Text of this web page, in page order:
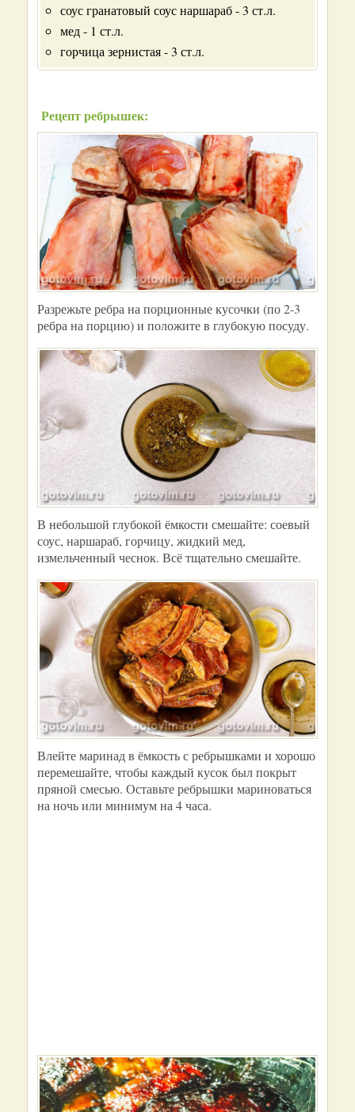
соус гранатовый соус наршараб - 3 ст.л.
мед - 1 ст.л.
горчица зернистая - 3 ст.л.
Рецепт ребрышек:
Разрежьте ребра на порционные кусочки (по 2-3
ребра на порцию) и положите в глубокую посуду.
В небольшой глубокой ёмкости смешайте: соевый
соус, наршараб, горчицу, жидкий мед,
измельченный чеснок. Всё тщательно смешайте.
Влейте маринад в ёмкость с ребрышками и хорошо
перемешайте, чтобы каждый кусок был покрыт
пряной смесью. Оставьте ребрышки мариноваться
на ночь или минимум на 4 часа.